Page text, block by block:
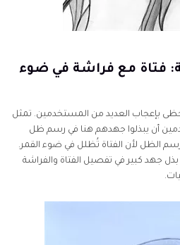
فتاة مع فراشة في ضوء
بإعجاب العديد من المستخدمين. تمثل
أن يبذلوا جهدهم هنا في رسم ظل
الظل لأن الفتاة تُظلل في ضوء القمر.
جهد كبير في تفصيل الفتاة والفراشة